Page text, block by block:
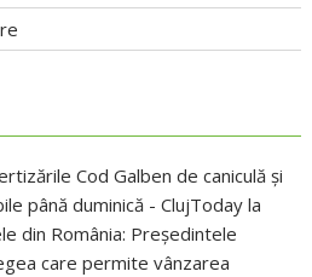
Cod Galben de caniculă și
până duminică - ClujToday la
din România: Președintele
care permite vânzarea